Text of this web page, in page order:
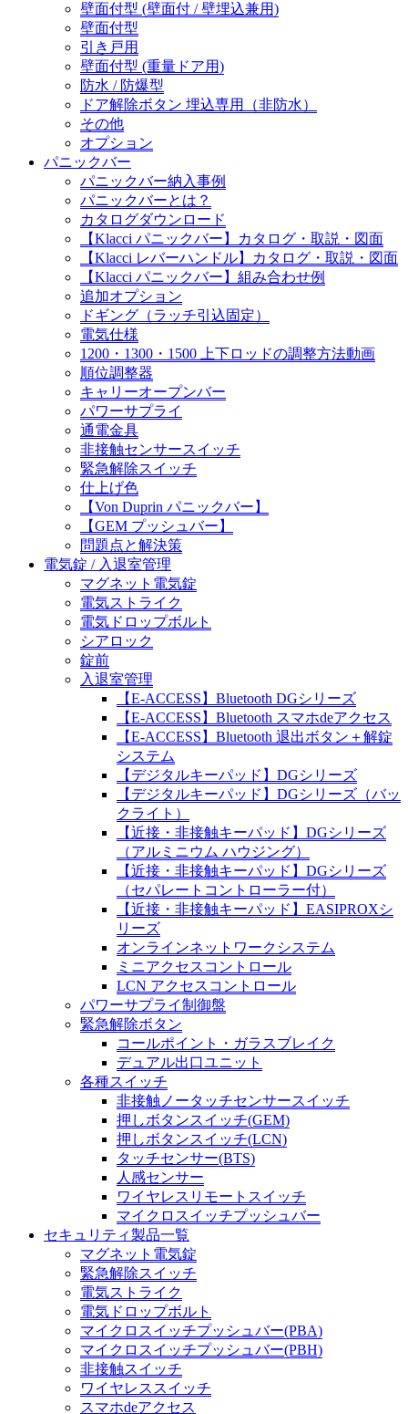
壁面付型 (壁面付 / 壁埋込兼用)
壁面付型
引き戸用
壁面付型 (重量ドア用)
防水 / 防爆型
ドア解除ボタン 埋込専用（非防水）
その他
オプション
パニックバー
パニックバー納入事例
パニックバーとは？
カタログダウンロード
【Klacci パニックバー】カタログ・取説・図面
【Klacci レバーハンドル】カタログ・取説・図面
【Klacci パニックバー】組み合わせ例
追加オプション
ドギング（ラッチ引込固定）
電気仕様
1200・1300・1500 上下ロッドの調整方法動画
順位調整器
キャリーオープンバー
パワーサプライ
通電金具
非接触センサースイッチ
緊急解除スイッチ
仕上げ色
【Von Duprin パニックバー】
【GEM プッシュバー】
問題点と解決策
電気錠 / 入退室管理
マグネット電気錠
電気ストライク
電気ドロップボルト
シアロック
錠前
入退室管理
【E-ACCESS】Bluetooth DGシリーズ
【E-ACCESS】Bluetooth スマホdeアクセス
【E-ACCESS】Bluetooth 退出ボタン＋解錠
システム
【デジタルキーパッド】DGシリーズ
【デジタルキーパッド】DGシリーズ（バッ
クライト）
【近接・非接触キーパッド】DGシリーズ
（アルミニウム ハウジング）
【近接・非接触キーパッド】DGシリーズ
（セパレートコントローラー付）
【近接・非接触キーパッド】EASIPROXシ
リーズ
オンラインネットワークシステム
ミニアクセスコントロール
LCN アクセスコントロール
パワーサプライ制御盤
緊急解除ボタン
コールポイント・ガラスブレイク
デュアル出口ユニット
各種スイッチ
非接触ノータッチセンサースイッチ
押しボタンスイッチ(GEM)
押しボタンスイッチ(LCN)
タッチセンサー(BTS)
人感センサー
ワイヤレスリモートスイッチ
マイクロスイッチプッシュバー
セキュリティ製品一覧
マグネット電気錠
緊急解除スイッチ
電気ストライク
電気ドロップボルト
マイクロスイッチプッシュバー(PBA)
マイクロスイッチプッシュバー(PBH)
非接触スイッチ
ワイヤレススイッチ
スマホdeアクセス